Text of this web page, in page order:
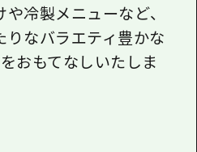
冷製メニューなど、
りなバラエティ豊かな
おもてなしいたしま